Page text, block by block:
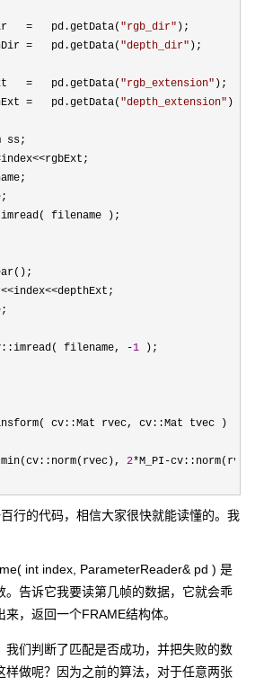
=   pd.getData( "rgb_dir"
=   pd.getData( "depth_dir"
=   pd.getData( "rgb_extension"
=   pd.getData( "depth_extension"
filename, -
1
2*M_PI-
的代码，相信大家很快就能读懂的。我
int index, ParameterReader& pd ) 是
。告诉它我要读第几帧的数据，它就会乖
，返回一个FRAME结构体。
我们判断了匹配是否成功，并把失败的数
样做呢？因为之前的算法，对于任意两张